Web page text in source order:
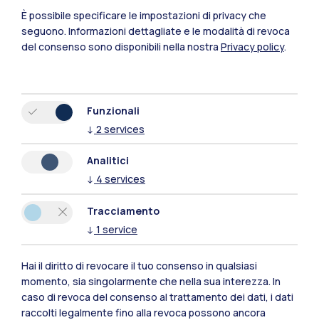
È possibile specificare le impostazioni di privacy che
seguono. Informazioni dettagliate e le modalità di revoca
del consenso sono disponibili nella nostra Privacy policy.
Funzionali
↓ 2 services
Analitici
↓ 4 services
Tracciamento
↓ 1 service
Hai il diritto di revocare il tuo consenso in qualsiasi
momento, sia singolarmente che nella sua interezza. In
caso di revoca del consenso al trattamento dei dati, i dati
raccolti legalmente fino alla revoca possono ancora